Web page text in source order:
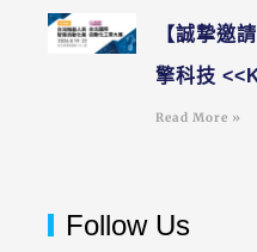
【誠摯邀
擎科技
Read More »
Follow Us